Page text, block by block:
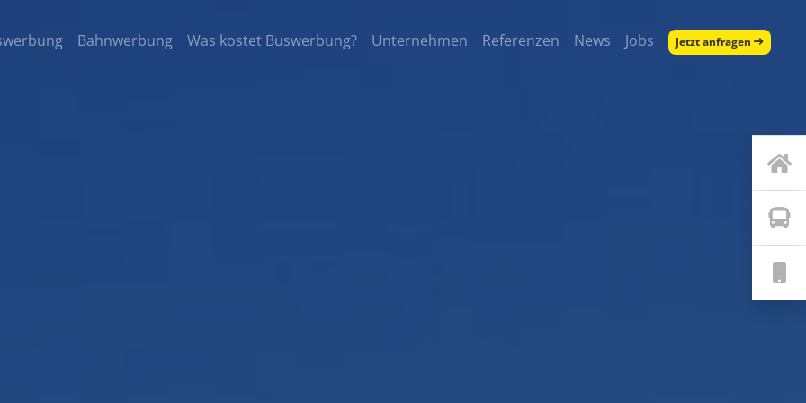
Bahnwerbung Was kostet Buswerbung? Unternehmen Referenzen News Jobs Jetzt anfragen